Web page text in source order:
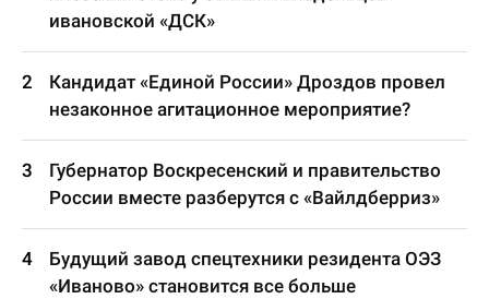
ивановской «ДСК»
Кандидат «Единой России» Дроздов провел
незаконное агитационное мероприятие?
Губернатор Воскресенский и правительство
России вместе разберутся с «Вайлдберриз»
Будущий завод спецтехники резидента ОЭЗ
«Иваново» становится все больше